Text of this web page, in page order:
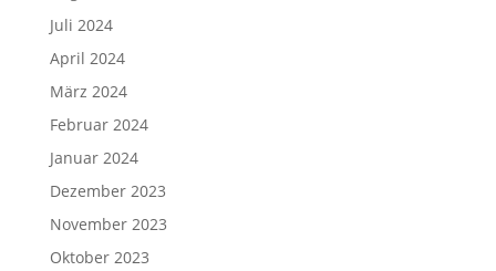
Juli 2024
April 2024
März 2024
Februar 2024
Januar 2024
Dezember 2023
November 2023
Oktober 2023